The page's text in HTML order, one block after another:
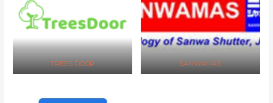
TREES DOOR SANWAMAS